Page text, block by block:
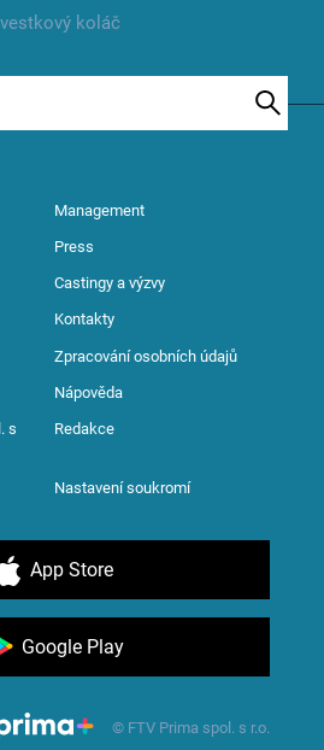
koláč
Management
Press
Castingy a výzvy
Kontakty
Zpracování osobních údajů
Nápověda
s
Redakce
Nastavení soukromí
App Store
Google Play
© FTV Prima spol. s r.o.